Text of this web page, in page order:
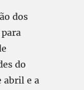
dos
do
abril e a